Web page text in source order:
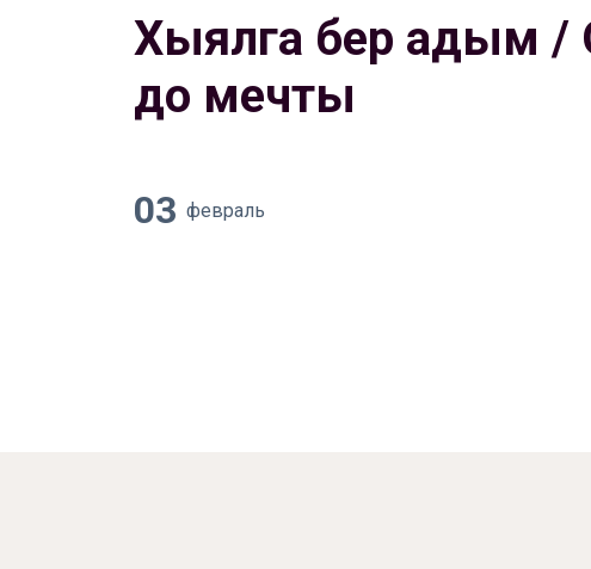
Хыялга бер адым /
до мечты
03 февраль